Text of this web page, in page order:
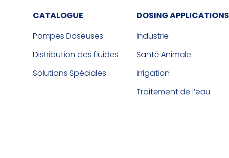
CATALOGUE
Pompes Doseuses
Distribution des fluides
Solutions Spéciales
DOSING APPLICATIONS
Industrie
Santé Animale
Irrigation
Traitement de l’eau